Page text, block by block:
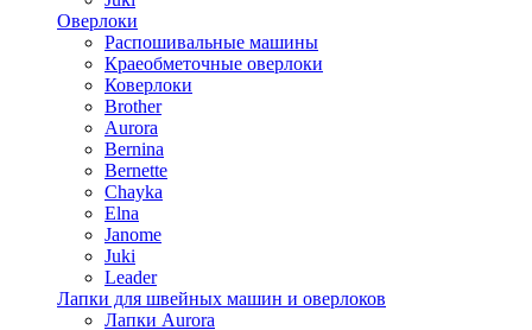
Оверлоки
Распошивальные машины
Краеобметочные оверлоки
Коверлоки
Brother
Aurora
Bernina
Bernette
Chayka
Elna
Janome
Juki
Leader
Лапки для швейных машин и оверлоков
Лапки Aurora